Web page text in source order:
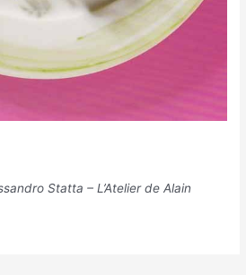
Statta – L’Atelier de Alain